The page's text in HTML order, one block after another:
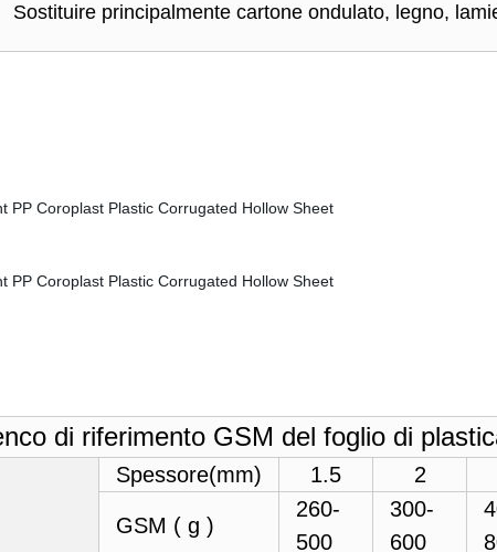
Sostituire principalmente cartone ondulato, legno,
di riferimento GSM del foglio di
Spessore(mm) 1.5 2
GSM ( g )
260-
500
300-
600